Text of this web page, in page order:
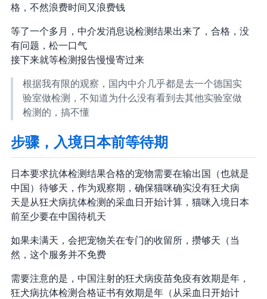
格，不然浪费时间又浪费钱
等了一个多月，中介发消息说检测结果出来了，合格，没
有问题，松一口气
接下来就等检测报告慢慢寄过来
根据我有限的观察，国内中介几乎都是去一个德国实
验室做检测，不知道为什么没有看到去其他实验室做
检测的，搞不懂
步骤4，入境日本前等待期
日本要求抗体检测结果合格的宠物需要在输出国（也就是
中国）待够 180 天，作为观察期，确保猫咪确实没有狂犬病
180 天是从狂犬病抗体检测的采血日开始计算，猫咪入境日本
前至少要在中国待机 180 天
如果未满 180 天，会把宠物关在专门的收留所，攒够 180 天（当
然，这个服务并不免费
需要注意的是，中国注射的狂犬病疫苗免疫有效期是 1 年，
狂犬病抗体检测合格证书有效期是 2 年（从采血日开始计